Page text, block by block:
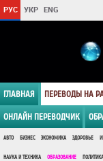
РУС УКР ENG
ГЛАВНАЯ ПЕРЕВОДЫ НА
ОНЛАЙН ПЕРЕВОДЧИК
АВТО БИЗНЕС ЭКОНОМИКА ЗДОРОВЬЕ
НАУКА И ТЕХНИКА ОБРАЗОВАНИЕ